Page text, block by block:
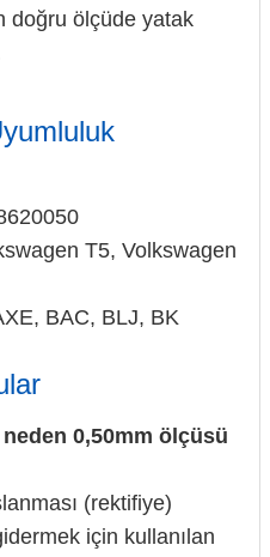
doğru ölçüde yatak
T5, Volkswagen
BAC, BLJ, BK
0,50mm ölçüsü
(rektifiye)
için kullanılan